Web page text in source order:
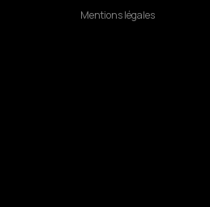
Mentions légales